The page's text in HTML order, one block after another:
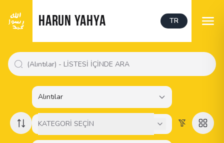
HARUN YAHYA TR
Alıntılar
KATEGORİ SEÇİN